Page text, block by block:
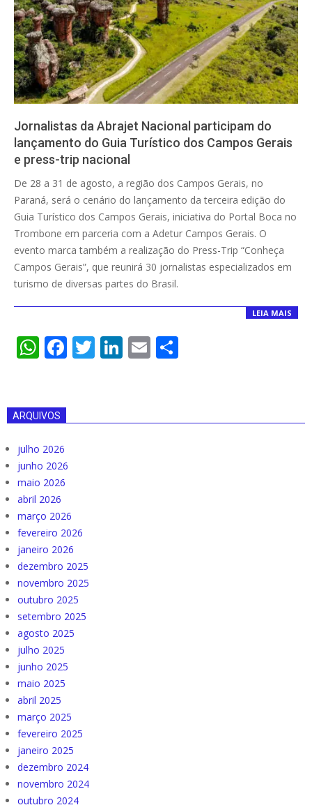
Jornalistas da Abrajet Nacional participam do
lançamento do Guia Turístico dos Campos Gerais
e press-trip nacional
De 28 a 31 de agosto, a região dos Campos Gerais, no
Paraná, será o cenário do lançamento da terceira edição do
Guia Turístico dos Campos Gerais, iniciativa do Portal Boca no
Trombone em parceria com a Adetur Campos Gerais. O
evento marca também a realização do Press-Trip “Conheça
Campos Gerais”, que reunirá 30 jornalistas especializados em
turismo de diversas partes do Brasil.
LEIA MAIS
WhatsApp
Facebook
Twitter
LinkedIn
Email
ARQUIVOS
julho 2026
junho 2026
maio 2026
abril 2026
março 2026
fevereiro 2026
janeiro 2026
dezembro 2025
novembro 2025
outubro 2025
setembro 2025
agosto 2025
julho 2025
junho 2025
maio 2025
abril 2025
março 2025
fevereiro 2025
janeiro 2025
dezembro 2024
novembro 2024
outubro 2024